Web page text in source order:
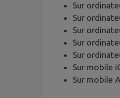
Sur
Sur
Sur
Sur
Sur
Sur mobile
Sur mobile